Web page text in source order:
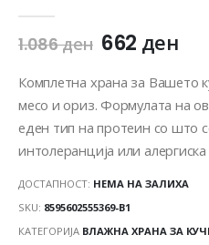
1.086ден 662 ден
Комплетна храна за Вашето
месо и ориз. Формулата на
еден тип на протеин со што
интолеранција или алергиска
ДОСТАПНОСТ: НЕМА НА ЗАЛИХА
SKU: 8595602555369-B1
КАТЕГОРИЈА ВЛАЖНА ХРАНА ЗА